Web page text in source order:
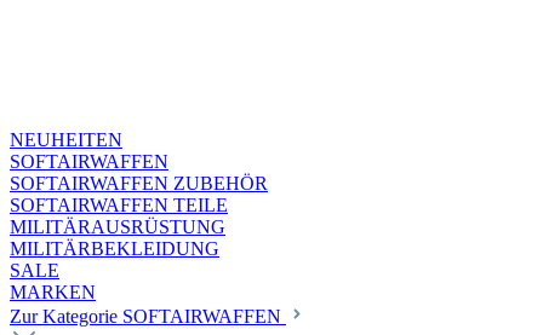
NEUHEITEN
SOFTAIRWAFFEN
SOFTAIRWAFFEN ZUBEHÖR
SOFTAIRWAFFEN TEILE
MILITÄRAUSRÜSTUNG
MILITÄRBEKLEIDUNG
SALE
MARKEN
Zur Kategorie SOFTAIRWAFFEN